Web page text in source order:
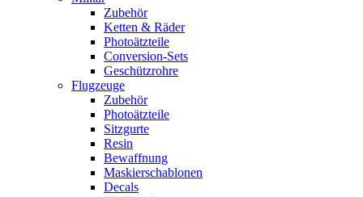
Zubehör
Ketten & Räder
Photoätzteile
Conversion-Sets
Geschützrohre
Flugzeuge
Zubehör
Photoätzteile
Sitzgurte
Resin
Bewaffnung
Maskierschablonen
Decals